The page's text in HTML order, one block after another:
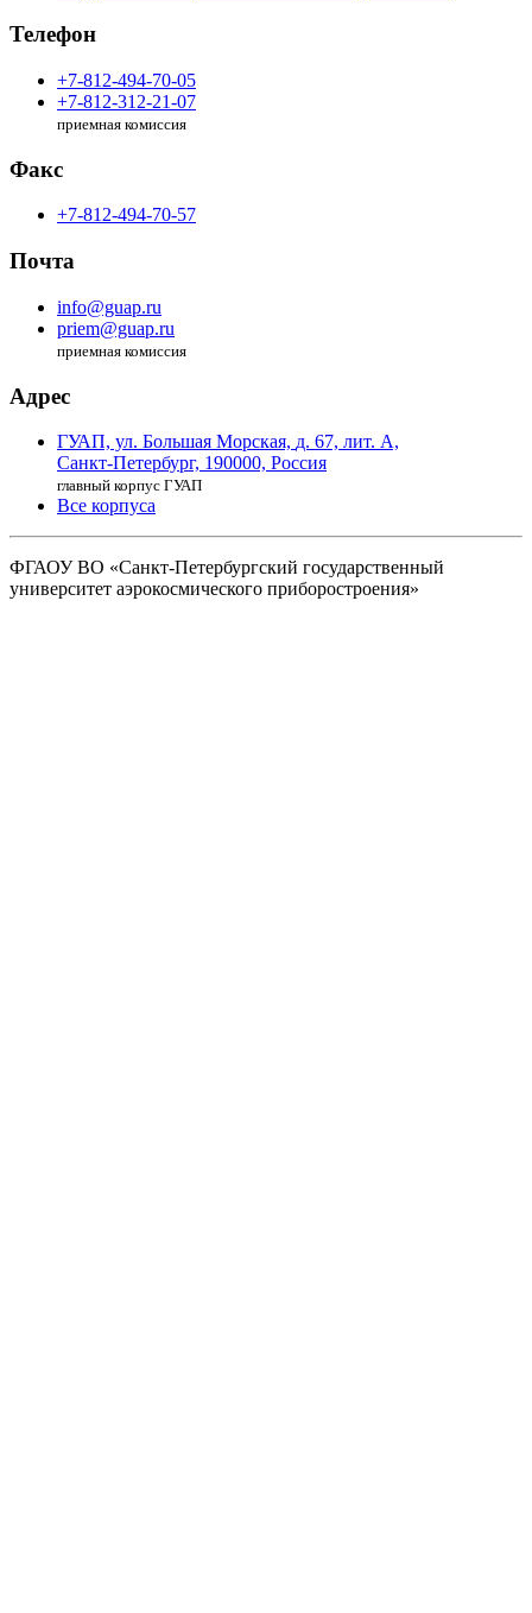
Телефон
+7-812-494-70-05
+7-812-312-21-07
приемная комиссия
Факс
+7-812-494-70-57
Почта
info@guap.ru
priem@guap.ru
приемная комиссия
Адрес
ГУАП, ул. Большая Морская, д. 67, лит. А,
Санкт-Петербург, 190000, Россия
главный корпус ГУАП
Все корпуса
ФГАОУ ВО «Санкт-Петербургский государственный
университет аэрокосмического приборостроения»